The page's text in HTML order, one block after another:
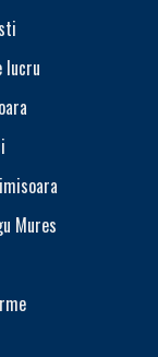
lucru
Mures